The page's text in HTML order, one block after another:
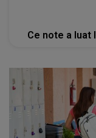
Ce note a luat